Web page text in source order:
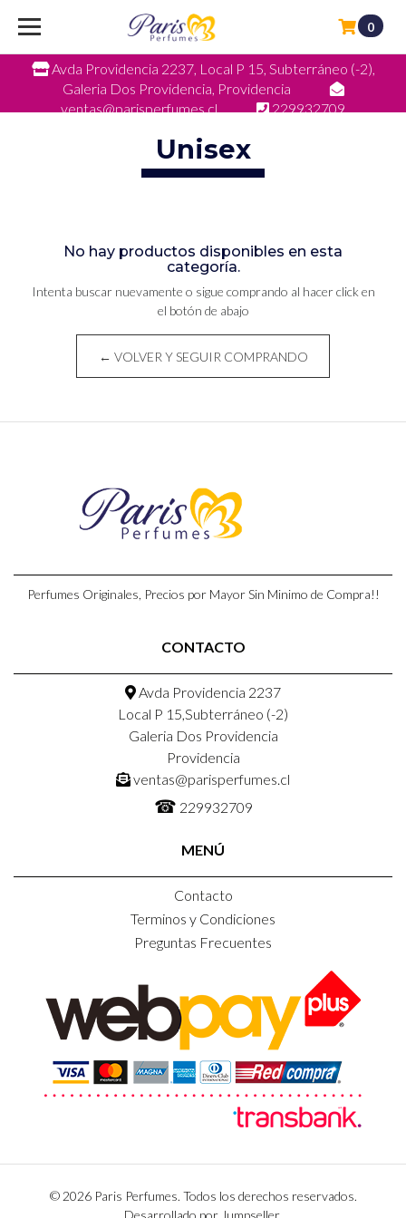
Avda Providencia 2237, Local P 15, Subterráneo (-2),
Galeria Dos Providencia, Providencia
ventas@parisperfumes.cl
229932709
0
Unisex
No hay productos disponibles en esta
categoría.
Intenta buscar nuevamente o sigue comprando al hacer click en
el botón de abajo
← VOLVER Y SEGUIR COMPRANDO
Perfumes Originales, Precios por Mayor Sin Minimo de Compra!!
CONTACTO
Avda Providencia 2237
Local P 15,Subterráneo (-2)
Galeria Dos Providencia
Providencia
ventas@parisperfumes.cl
☎ 229932709
MENÚ
Contacto
Terminos y Condiciones
Preguntas Frecuentes
© 2026 Paris Perfumes. Todos los derechos reservados.
Desarrollado por Jumpseller.